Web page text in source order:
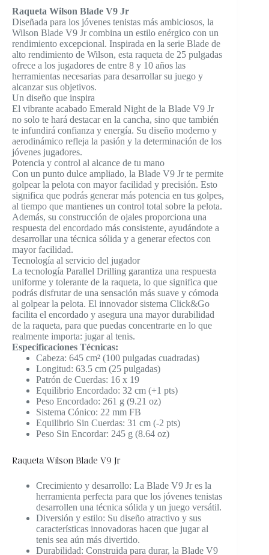
Raqueta Wilson Blade V9 Jr
Diseñada para los jóvenes tenistas más ambiciosos, la
Wilson Blade V9 Jr combina un estilo enérgico con un
rendimiento excepcional. Inspirada en la serie Blade de
alto rendimiento de Wilson, esta raqueta de 25 pulgadas
ofrece a los jugadores de entre 8 y 10 años las
herramientas necesarias para desarrollar su juego y
alcanzar sus objetivos.
Un diseño que inspira
El vibrante acabado Emerald Night de la Blade V9 Jr
no solo te hará destacar en la cancha, sino que también
te infundirá confianza y energía. Su diseño moderno y
aerodinámico refleja la pasión y la determinación de los
jóvenes jugadores.
Potencia y control al alcance de tu mano
Con un punto dulce ampliado, la Blade V9 Jr te permite
golpear la pelota con mayor facilidad y precisión. Esto
significa que podrás generar más potencia en tus golpes,
al tiempo que mantienes un control total sobre la pelota.
Además, su construcción de ojales proporciona una
respuesta del encordado más consistente, ayudándote a
desarrollar una técnica sólida y a generar efectos con
mayor facilidad.
Tecnología al servicio del jugador
La tecnología Parallel Drilling garantiza una respuesta
uniforme y tolerante de la raqueta, lo que significa que
podrás disfrutar de una sensación más suave y cómoda
al golpear la pelota. El innovador sistema Click&Go
facilita el encordado y asegura una mayor durabilidad
de la raqueta, para que puedas concentrarte en lo que
realmente importa: jugar al tenis.
Especificaciones Técnicas:
Cabeza: 645 cm² (100 pulgadas cuadradas)
Longitud: 63.5 cm (25 pulgadas)
Patrón de Cuerdas: 16 x 19
Equilibrio Encordado: 32 cm (+1 pts)
Peso Encordado: 261 g (9.21 oz)
Sistema Cónico: 22 mm FB
Equilibrio Sin Cuerdas: 31 cm (-2 pts)
Peso Sin Encordar: 245 g (8.64 oz)
Raqueta Wilson Blade V9 Jr
Crecimiento y desarrollo: La Blade V9 Jr es la
herramienta perfecta para que los jóvenes tenistas
desarrollen una técnica sólida y un juego versátil.
Diversión y estilo: Su diseño atractivo y sus
características innovadoras hacen que jugar al
tenis sea aún más divertido.
Durabilidad: Construida para durar, la Blade V9